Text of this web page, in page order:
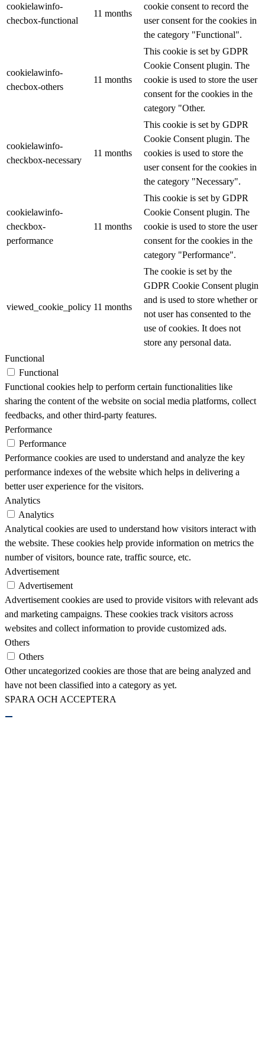
cookielawinfo-
checbox-functional
11 months
cookie consent to record the
user consent for the cookies in
the category "Functional".
cookielawinfo-
checbox-others
11 months
This cookie is set by GDPR
Cookie Consent plugin. The
cookie is used to store the user
consent for the cookies in the
category "Other.
cookielawinfo-
checkbox-necessary
11 months
This cookie is set by GDPR
Cookie Consent plugin. The
cookies is used to store the
user consent for the cookies in
the category "Necessary".
cookielawinfo-
checkbox-
performance
11 months
This cookie is set by GDPR
Cookie Consent plugin. The
cookie is used to store the user
consent for the cookies in the
category "Performance".
viewed_cookie_policy 11 months
The cookie is set by the
GDPR Cookie Consent plugin
and is used to store whether or
not user has consented to the
use of cookies. It does not
store any personal data.
Functional
Functional
Functional cookies help to perform certain functionalities like
sharing the content of the website on social media platforms, collect
feedbacks, and other third-party features.
Performance
Performance
Performance cookies are used to understand and analyze the key
performance indexes of the website which helps in delivering a
better user experience for the visitors.
Analytics
Analytics
Analytical cookies are used to understand how visitors interact with
the website. These cookies help provide information on metrics the
number of visitors, bounce rate, traffic source, etc.
Advertisement
Advertisement
Advertisement cookies are used to provide visitors with relevant ads
and marketing campaigns. These cookies track visitors across
websites and collect information to provide customized ads.
Others
Others
Other uncategorized cookies are those that are being analyzed and
have not been classified into a category as yet.
SPARA OCH ACCEPTERA